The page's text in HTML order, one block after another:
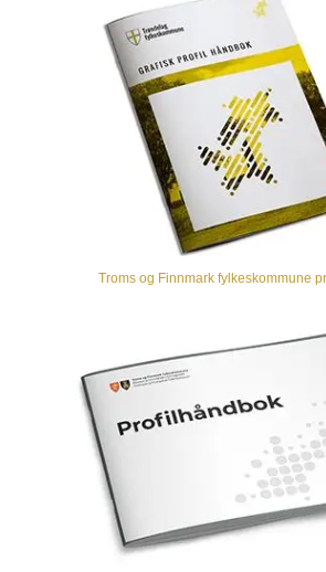
Troms og Finnmark fylkeskommune